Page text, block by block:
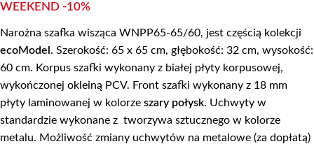
WEEKEND -10%
Narożna szafka wisząca WNPP65-65/60, jest częścią kolekcji
ecoModel . Szerokość: 65 x 65 cm, głębokość: 32 cm, wysokość:
60 cm. Korpus szafki wykonany z białej płyty korpusowej,
wykończonej okleiną PCV. Front szafki wykonany z 18 mm
płyty laminowanej w kolorze szary połysk. Uchwyty w
standardzie wykonane z tworzywa sztucznego w kolorze
metalu. Możliwość zmiany uchwytów na metalowe (za dopłatą)